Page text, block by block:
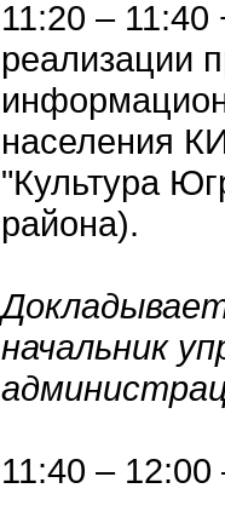
11:20 – 11:40
реализации
населения
"Культура
района).
начальник
11:40 –